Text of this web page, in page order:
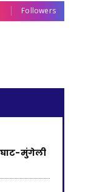
Followers
मुंगेली